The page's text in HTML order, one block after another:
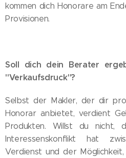
kommen dich Honorare am
Provisionen.
Soll dich dein Berater
"Verkaufsdruck"?
Selbst der Makler, der dir
Honorar anbietet, verdient
Produkten. Willst du nicht,
Interessenskonflikt hat
Verdienst und der